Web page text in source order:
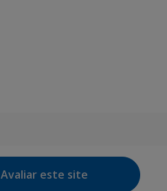
Avaliar este site